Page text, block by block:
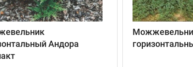
Андора